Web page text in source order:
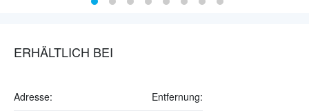
ERHÄLTLICH BEI
Adresse: Entfernung: